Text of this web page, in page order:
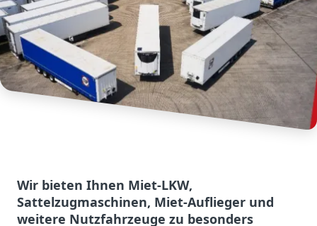
Wir bieten Ihnen Miet-LKW,
Sattelzugmaschinen, Miet-Auflieger und
weitere Nutzfahrzeuge zu besonders